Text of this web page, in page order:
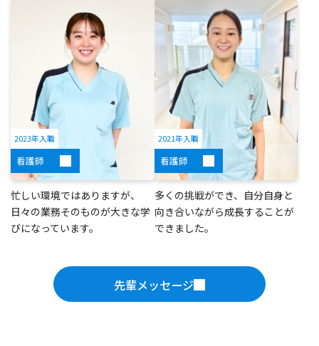
2023年入職
看護師
忙しい環境ではありますが、
日々の業務そのものが大きな学
びになっています。
2021年入職
看護師
多くの挑戦ができ、自分自身と
向き合いながら成長することが
できました。
先輩メッセージ